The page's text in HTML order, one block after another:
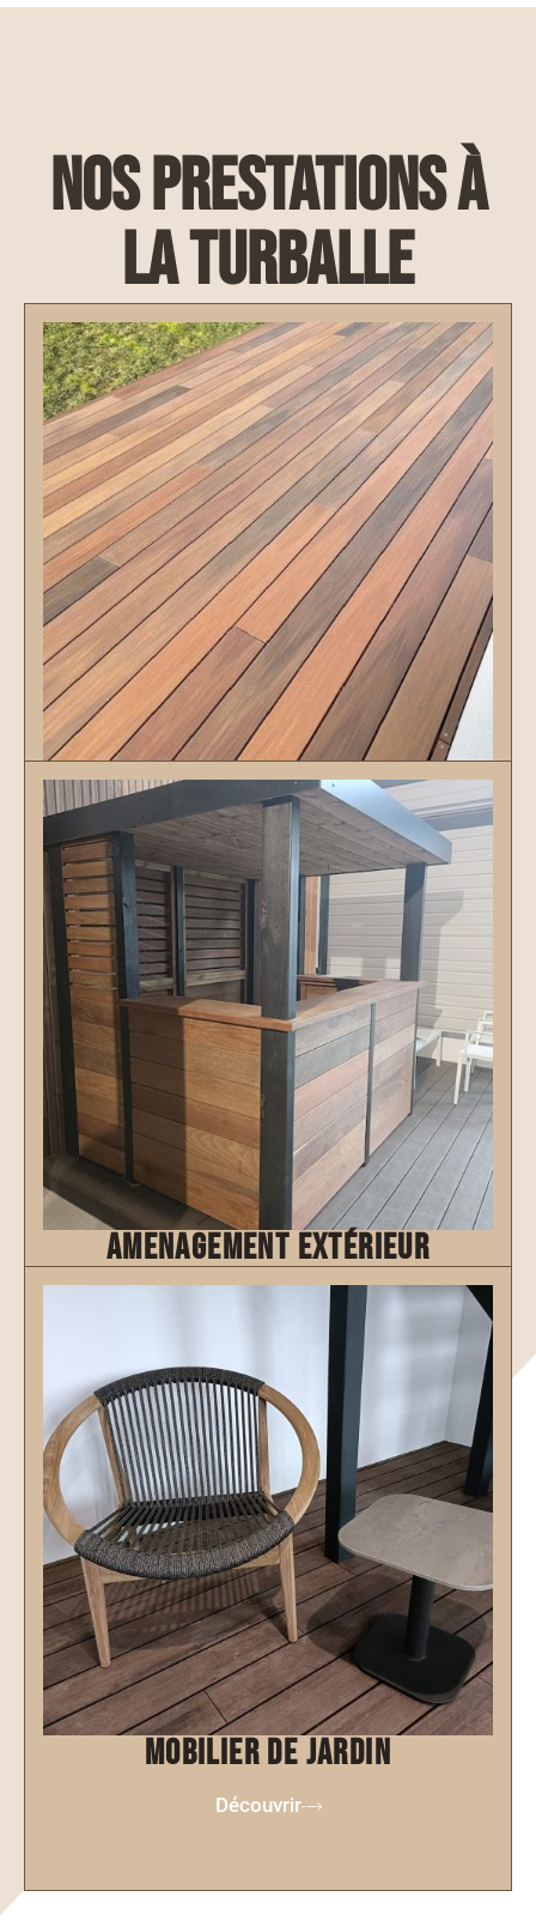
nos prestations à
La Turballe
terrasses
Découvrir
amenagement extérieur
mobilier de jardin
Découvrir